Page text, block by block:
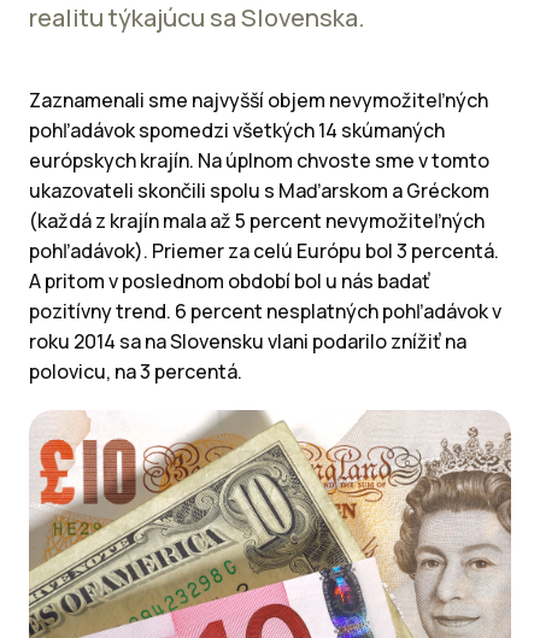
realitu týkajúcu sa Slovenska.
Zaznamenali sme najvyšší objem nevymožiteľných
pohľadávok spomedzi všetkých 14 skúmaných
európskych krajín. Na úplnom chvoste sme v tomto
ukazovateli skončili spolu s Maďarskom a Gréckom
(každá z krajín mala až 5 percent nevymožiteľných
pohľadávok). Priemer za celú Európu bol 3 percentá.
A pritom v poslednom období bol u nás badať
pozitívny trend. 6 percent nesplatných pohľadávok v
roku 2014 sa na Slovensku vlani podarilo znížiť na
polovicu, na 3 percentá.